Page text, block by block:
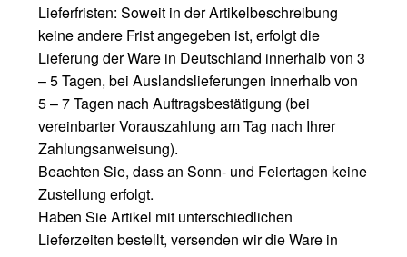
Lieferfristen: Soweit in der Artikelbeschreibung
keine andere Frist angegeben ist, erfolgt die
Lieferung der Ware in Deutschland innerhalb von 3
– 5 Tagen, bei Auslandslieferungen innerhalb von
5 – 7 Tagen nach Auftragsbestätigung (bei
vereinbarter Vorauszahlung am Tag nach Ihrer
Zahlungsanweisung).
Beachten Sie, dass an Sonn- und Feiertagen keine
Zustellung erfolgt.
Haben Sie Artikel mit unterschiedlichen
Lieferzeiten bestellt, versenden wir die Ware in